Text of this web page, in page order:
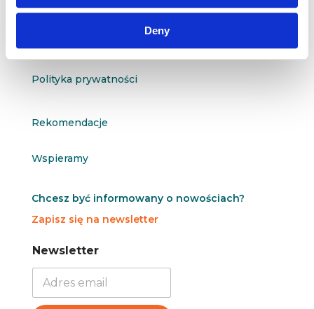
Deny
O nas
Polityka prywatności
Rekomendacje
Wspieramy
Chcesz być informowany o nowościach?
Zapisz się na newsletter
N
N
Newsletter